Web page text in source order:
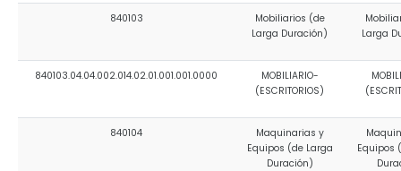
840103
Mobiliarios (de
Larga Duración)
Larga
840103.04.04.002.014.02.01.001.001.0000
MOBILIARIO-
(ESCRITORIOS)
840104
Maquinarias y
Equipos (de Larga
Duración)
Equipos